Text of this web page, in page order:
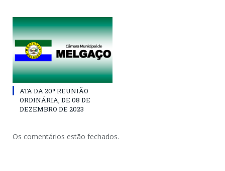
ATA DA 20ª REUNIÃO
ORDINÁRIA, DE 08 DE
DEZEMBRO DE 2023
Os comentários estão fechados.